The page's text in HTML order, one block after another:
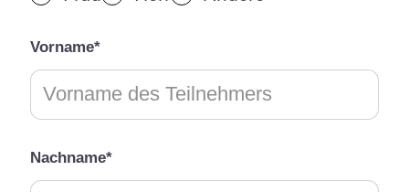
Vorname*
Nachname*